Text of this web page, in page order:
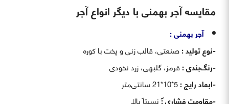
مقایسه آجر بهمنی با دیگر انواع آجر
آجر بهمنی :
-نوع تولید :صنعتی، قالب زنی و پخت با کوره
-رنگ‌بندی :قرمز، گلبهی، زرد نخودی
-ابعاد رایج :5*10*21 سانتی‌متر